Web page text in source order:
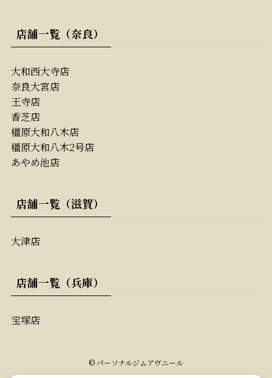
店舗一覧（奈良）
大和西大寺店
奈良大宮店
王寺店
香芝店
橿原大和八木店
橿原大和八木2号店
あやめ池店
店舗一覧（滋賀）
大津店
店舗一覧（兵庫）
宝塚店
©パーソナルジムアヴニール